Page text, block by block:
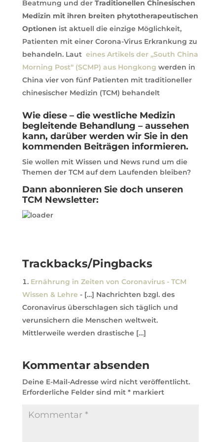
Beatmung und der Traditionellen Chinesischen
Medizin mit ihren breiten phytotherapeutischen
Optionen ist aktuell die einzige Möglichkeit,
Patienten mit einer Corona-Virus Erkrankung zu
behandeln. Laut eines Artikels der „South China
Morning Post“ (SCMP) aus Hongkong werden in
China vier von fünf Patienten mit traditioneller
chinesischer Medizin (TCM) behandelt
Wie diese – die westliche Medizin
begleitende Behandlung – aussehen
kann, darüber werden wir Sie in den
kommenden Beiträgen informieren.
Sie wollen mit Wissen und News rund um die
Themen der TCM auf dem Laufenden bleiben?
Dann abonnieren Sie doch unseren
TCM Newsletter:
Trackbacks/Pingbacks
Ernährung in Zeiten von Coronavirus - TCM
Wissen & Lehre - […] Nachrichten bzgl. des
Coronavirus überschlagen sich täglich und
verunsichern die Menschen weltweit.
Mittlerweile werden drastische […]
Kommentar absenden
Deine E-Mail-Adresse wird nicht veröffentlicht.
Erforderliche Felder sind mit *markiert